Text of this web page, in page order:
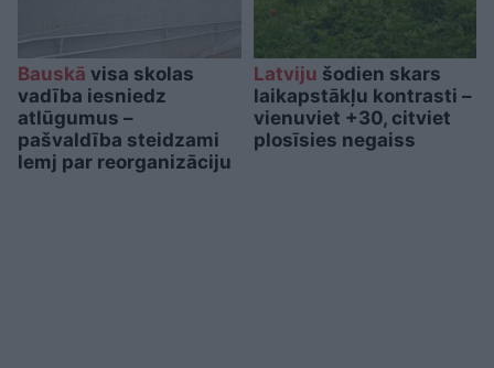
Bauskā visa skolas
vadība iesniedz
atlūgumus –
pašvaldība steidzami
lemj par reorganizāciju
Latviju šodien skars
laikapstākļu kontrasti –
vienuviet +30, citviet
plosīsies negaiss